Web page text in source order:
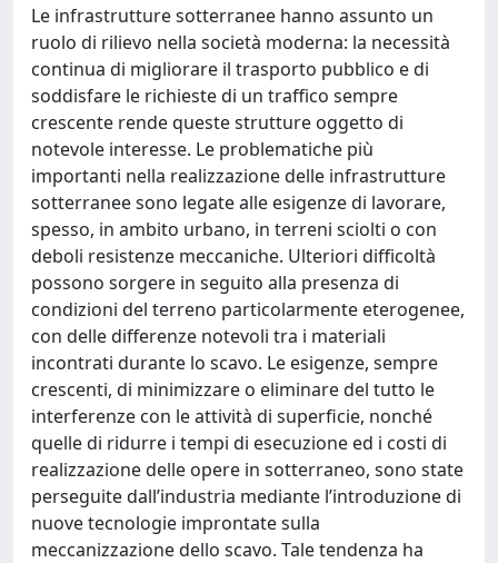
Le infrastrutture sotterranee hanno assunto un
ruolo di rilievo nella società moderna: la necessità
continua di migliorare il trasporto pubblico e di
soddisfare le richieste di un traffico sempre
crescente rende queste strutture oggetto di
notevole interesse. Le problematiche più
importanti nella realizzazione delle infrastrutture
sotterranee sono legate alle esigenze di lavorare,
spesso, in ambito urbano, in terreni sciolti o con
deboli resistenze meccaniche. Ulteriori difficoltà
possono sorgere in seguito alla presenza di
condizioni del terreno particolarmente eterogenee,
con delle differenze notevoli tra i materiali
incontrati durante lo scavo. Le esigenze, sempre
crescenti, di minimizzare o eliminare del tutto le
interferenze con le attività di superficie, nonché
quelle di ridurre i tempi di esecuzione ed i costi di
realizzazione delle opere in sotterraneo, sono state
perseguite dall’industria mediante l’introduzione di
nuove tecnologie improntate sulla
meccanizzazione dello scavo. Tale tendenza ha